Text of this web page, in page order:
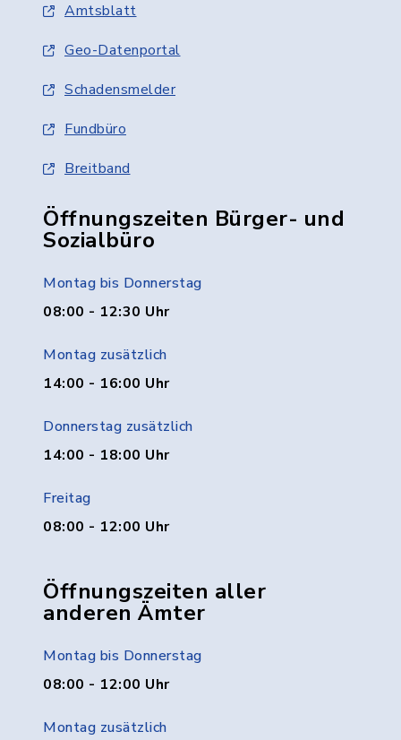
Amtsblatt
Geo-Datenportal
Schadensmelder
Fundbüro
Breitband
Öffnungszeiten Bürger- und
Sozialbüro
Montag bis Donnerstag
08:00 - 12:30 Uhr
Montag zusätzlich
14:00 - 16:00 Uhr
Donnerstag zusätzlich
14:00 - 18:00 Uhr
Freitag
08:00 - 12:00 Uhr
Öffnungszeiten aller
anderen Ämter
Montag bis Donnerstag
08:00 - 12:00 Uhr
Montag zusätzlich